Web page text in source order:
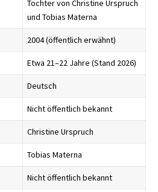
Tochter von Christine Urspruch
und Tobias Materna
2004 (öffentlich erwähnt)
Etwa 21–22 Jahre (Stand 2026)
Deutsch
Nicht öffentlich bekannt
Christine Urspruch
Tobias Materna
Nicht öffentlich bekannt